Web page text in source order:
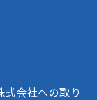
式会社への取り